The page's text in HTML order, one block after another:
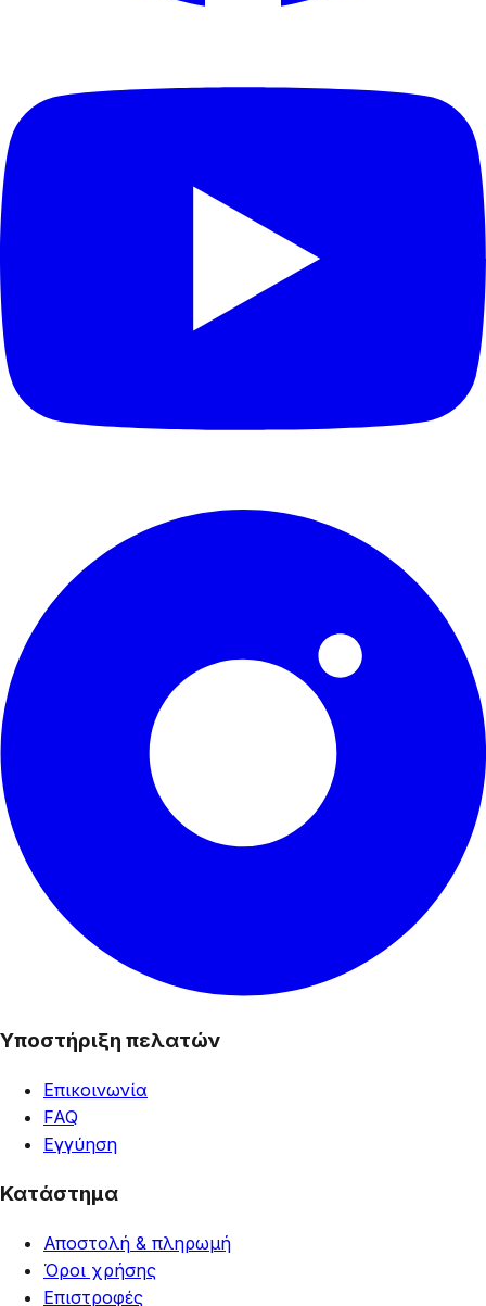
Υποστήριξη πελατών
Επικοινωνία
FAQ
Εγγύηση
Κατάστημα
Αποστολή & πληρωμή
Όροι χρήσης
Επιστροφές